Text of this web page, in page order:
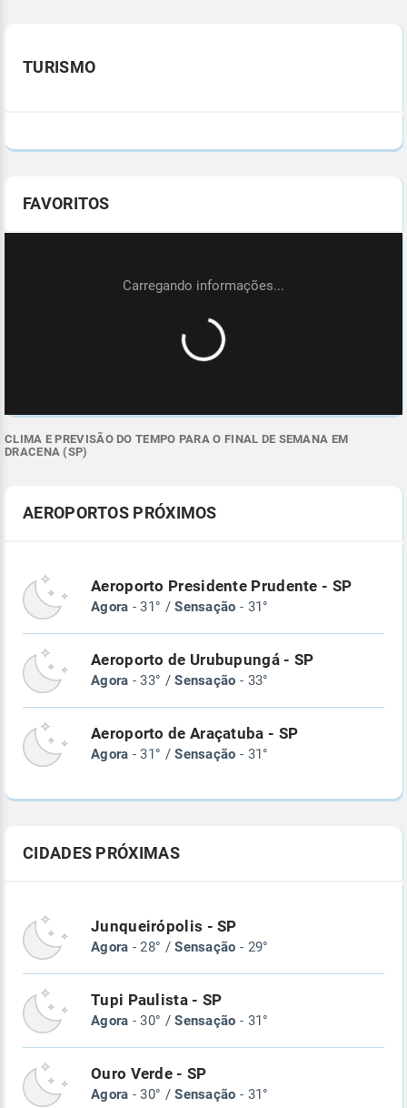
TURISMO
FAVORITOS
CLIMA E PREVISÃO DO TEMPO PARA O FINAL DE SEMANA EM
DRACENA (SP)
AEROPORTOS PRÓXIMOS
Aeroporto Presidente Prudente - SP
Agora - 31° /Sensação - 31°
Aeroporto de Urubupungá - SP
Agora - 33° /Sensação - 33°
Aeroporto de Araçatuba - SP
Agora - 31° /Sensação - 31°
CIDADES PRÓXIMAS
Junqueirópolis - SP
Agora - 28° /Sensação - 29°
Tupi Paulista - SP
Agora - 30° /Sensação - 31°
Ouro Verde - SP
Agora - 30° /Sensação - 31°